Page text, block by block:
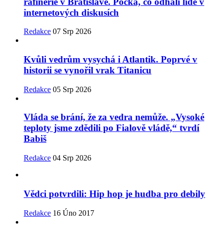
internetových diskusích
Redakce 07 Srp 2026
Kvůli vedrům vysychá i Atlantik. Poprvé v
historii se vynořil vrak Titanicu
Redakce 05 Srp 2026
Vláda se brání, že za vedra nemůže. „Vysoké
teploty jsme zdědili po Fialově vládě,“ tvrdí
Babiš
Redakce 04 Srp 2026
Vědci potvrdili: Hip hop je hudba pro debily
Redakce 16 Úno 2017